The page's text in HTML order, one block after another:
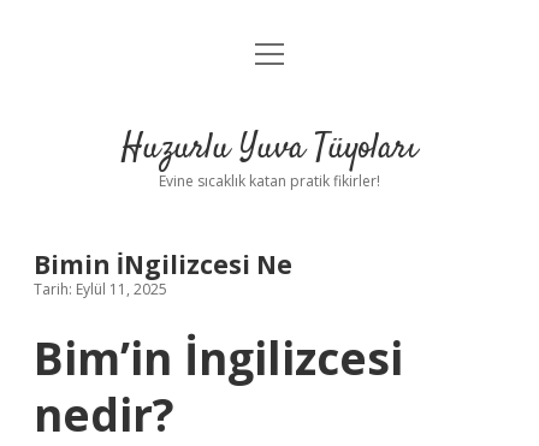
Anasayfa
Yasal Uyarı
menüyü
Huzurlu Yuva Tüyoları
Evine sıcaklık katan pratik fikirler!
Bimin İNgilizcesi Ne
Tarih: Eylül 11, 2025
Bim’in İngilizcesi
nedir?